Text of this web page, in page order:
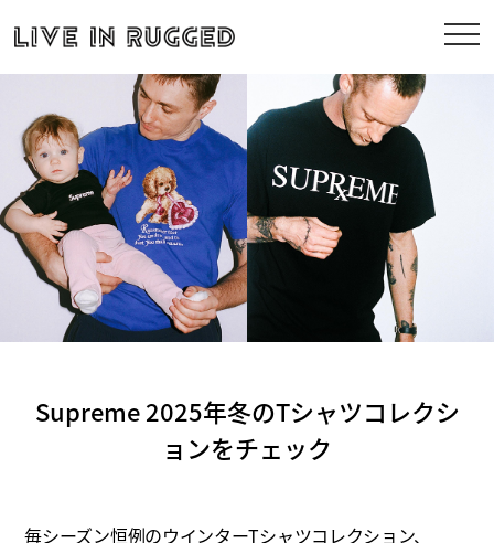
Supreme 2025年冬のTシャツコレクシ
ョンをチェック
毎シーズン恒例のウインターTシャツコレクション、